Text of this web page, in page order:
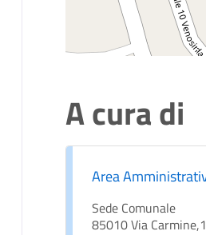
A cura di
Area
Sede Comunale
85010 Via